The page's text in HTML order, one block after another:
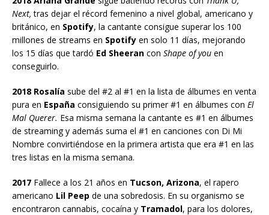
Next, tras dejar el récord femenino a nivel global, americano y
británico, en Spotify, la cantante consigue superar los 100
millones de streams en Spotify en solo 11 días, mejorando
los 15 días que tardó Ed Sheeran con Shape of you en
conseguirlo.
2018 Rosalía sube del #2 al #1 en la lista de álbumes en venta
pura en España consiguiendo su primer #1 en álbumes con El
Mal Querer. Esa misma semana la cantante es #1 en álbumes
de streaming y además suma el #1 en canciones con Di Mi
Nombre convirtiéndose en la primera artista que era #1 en las
tres listas en la misma semana.
2017 Fallece a los 21 años en Tucson, Arizona, el rapero
americano Lil Peep de una sobredosis. En su organismo se
encontraron cannabis, cocaína y Tramadol, para los dolores,